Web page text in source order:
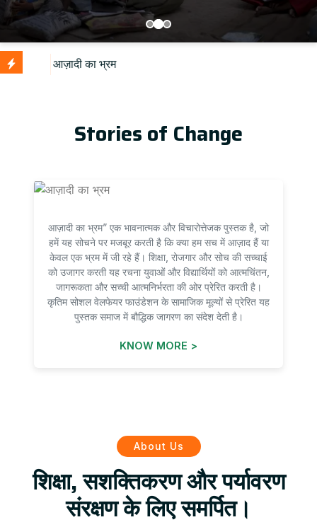
Stories of Change
आज़ादी का भ्रम” एक भावनात्मक और विचारोत्तेजक पुस्तक है, जो
हमें यह सोचने पर मजबूर करती है कि क्या हम सच में आज़ाद हैं या
केवल एक भ्रम में जी रहे हैं। शिक्षा, रोजगार और सोच की सच्चाई
को उजागर करती यह रचना युवाओं और विद्यार्थियों को आत्मचिंतन,
जागरूकता और सच्ची आत्मनिर्भरता की ओर प्रेरित करती है।
कृतिम सोशल वेलफेयर फाउंडेशन के सामाजिक मूल्यों से प्रेरित यह
पुस्तक समाज में बौद्धिक जागरण का संदेश देती है।
KNOW MORE >
About Us
शिक्षा, सशक्तिकरण और पर्यावरण
संरक्षण के लिए समर्पित।